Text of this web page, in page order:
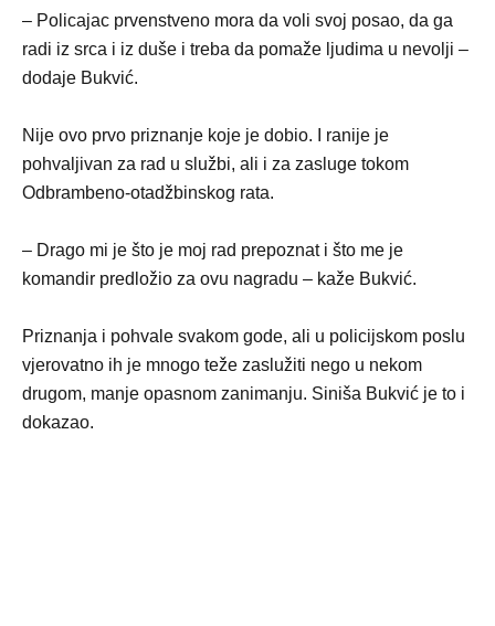
– Policajac prvenstveno mora da voli svoj posao, da ga
radi iz srca i iz duše i treba da pomaže ljudima u nevolji –
dodaje Bukvić.
Nije ovo prvo priznanje koje je dobio. I ranije je
pohvaljivan za rad u službi, ali i za zasluge tokom
Odbrambeno-otadžbinskog rata.
– Drago mi je što je moj rad prepoznat i što me je
komandir predložio za ovu nagradu – kaže Bukvić.
Priznanja i pohvale svakom gode, ali u policijskom poslu
vjerovatno ih je mnogo teže zaslužiti nego u nekom
drugom, manje opasnom zanimanju. Siniša Bukvić je to i
dokazao.